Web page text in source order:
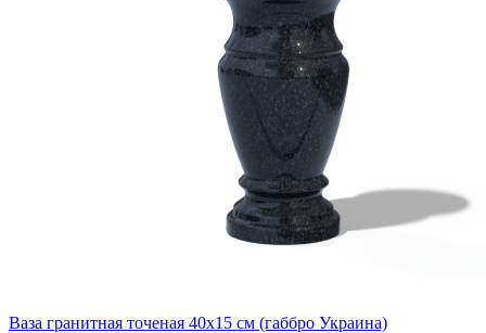
Ваза гранитная точеная 40х15 см (габбро Украина)